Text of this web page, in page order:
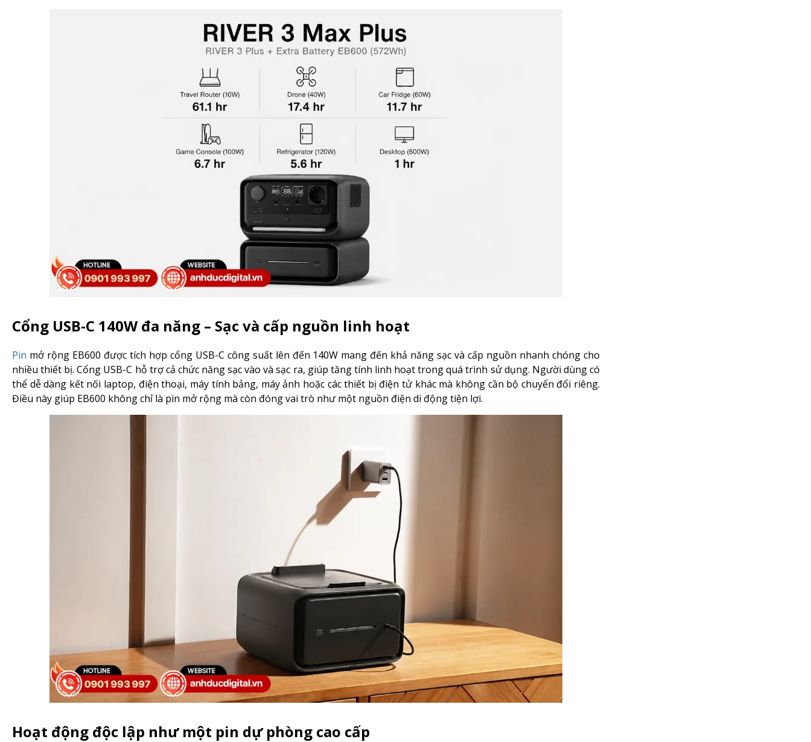
Cổng USB-C 140W đa năng – Sạc và cấp nguồn linh hoạt
Pin mở rộng EB600 được tích hợp cổng USB-C công suất lên đến 140W mang đến khả năng sạc và cấp nguồn nhanh chóng cho
nhiều thiết bị. Cổng USB-C hỗ trợ cả chức năng sạc vào và sạc ra, giúp tăng tính linh hoạt trong quá trình sử dụng. Người dùng có
thể dễ dàng kết nối laptop, điện thoại, máy tính bảng, máy ảnh hoặc các thiết bị điện tử khác mà không cần bộ chuyển đổi riêng.
Điều này giúp EB600 không chỉ là pin mở rộng mà còn đóng vai trò như một nguồn điện di động tiện lợi.
Hoạt động độc lập như một pin dự phòng cao cấp